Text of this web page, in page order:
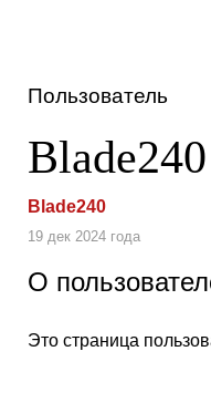
Пользователь
Blade240
Blade240
19 дек 2024 года
О
Это страница